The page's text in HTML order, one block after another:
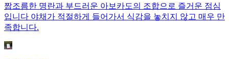
짭조름한 명란과 부드러운 아보카도의 조합으로 즐거운 점심
입니다 야채가 적절하게 들어가서 식감을 놓치지 않고 매우 만
족합니다.